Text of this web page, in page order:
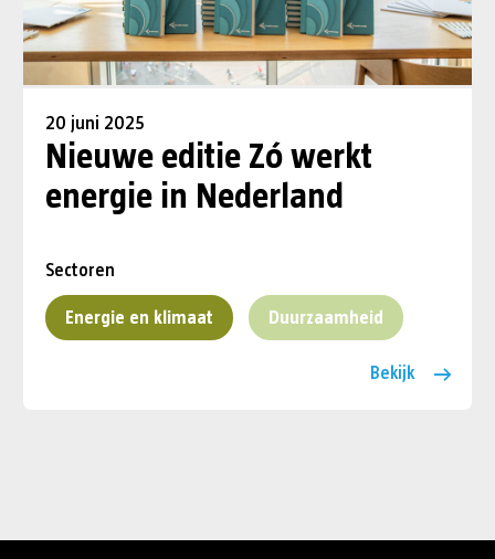
20 juni 2025
Nieuwe editie Zó werkt
energie in Nederland
Sectoren
Energie en klimaat Duurzaamheid
Bekijk